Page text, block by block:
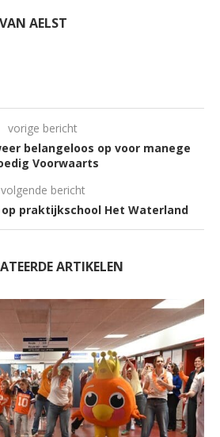
AELST
vorige bericht
belangeloos op voor manege
Voorwaarts
volgende bericht
praktijkschool Het Waterland
ARTIKELEN